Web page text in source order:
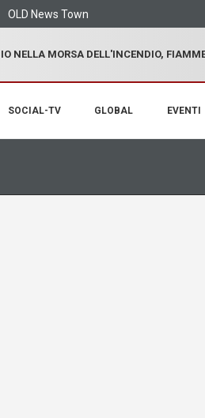
OLD News Town
NELLA MORSA DELL'INCENDIO,
SOCIAL-TV GLOBAL EVENTI